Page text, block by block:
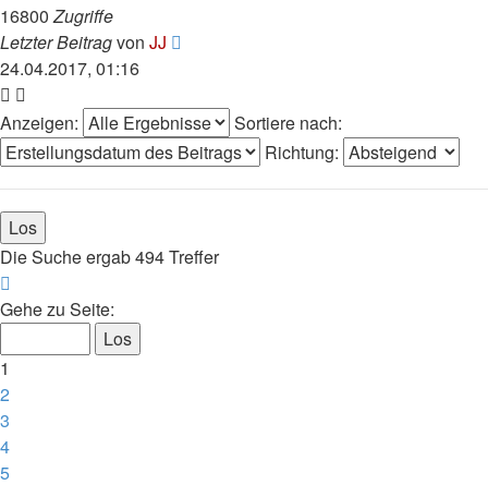
16800Zugriffe
Letzter Beitragvon JJ
24.04.2017, 01:16
Anzeigen:
Sortiere nach:
Richtung:
Die Suche ergab 494 Treffer
1
10
Gehe zu Seite:
1
2
3
4
5